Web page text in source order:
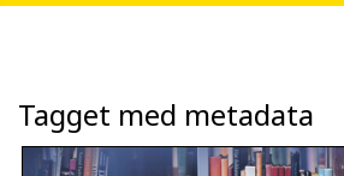
Tagget med metadata